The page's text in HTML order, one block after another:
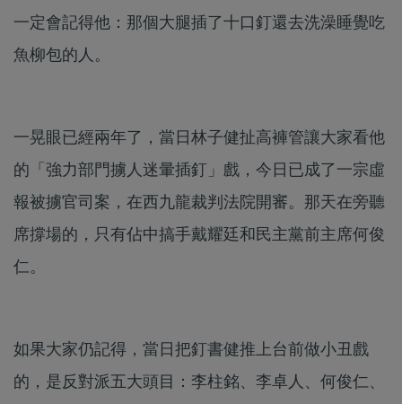
一定會記得他：那個大腿插了十口釘還去洗澡睡覺吃
魚柳包的人。
一晃眼已經兩年了，當日林子健扯高褲管讓大家看他
的「強力部門擄人迷暈插釘」戲，今日已成了一宗虛
報被擄官司案，在西九龍裁判法院開審。那天在旁聽
席撐場的，只有佔中搞手戴耀廷和民主黨前主席何俊
仁。
如果大家仍記得，當日把釘書健推上台前做小丑戲
的，是反對派五大頭目：李柱銘、李卓人、何俊仁、